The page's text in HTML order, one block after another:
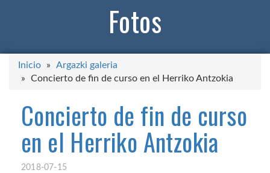
Fotos
Inicio
Argazki galeria
Concierto de fin de curso en el Herriko Antzokia
Concierto de fin de curso
en el Herriko Antzokia
2018-07-15